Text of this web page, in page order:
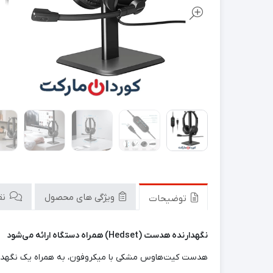
توضیحات ویژگی های محصول
نگهدارنده هدست (Hedset) همراه دستگاه ارائه می‌شود
هدست کیت‌هاوس مشکی با میکروفون، به همراه یک